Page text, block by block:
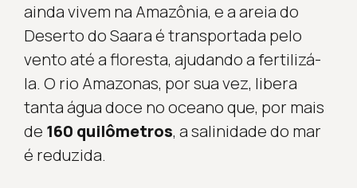
ainda vivem na Amazônia, e a areia do
Deserto do Saara é transportada pelo
vento até a floresta, ajudando a fertilizá-
la. O rio Amazonas, por sua vez, libera
tanta água doce no oceano que, por mais
de 160 quilômetros, a salinidade do mar
é reduzida.